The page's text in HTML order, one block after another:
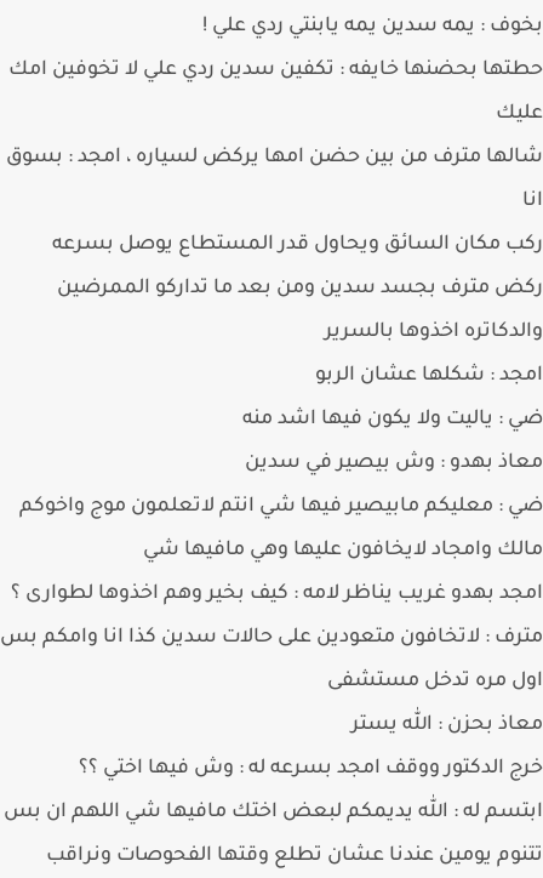
: يمه سدين يمه يابنتي ردي علي !
بحضنها خايفه : تكفين سدين ردي علي لا تخوفين امك
مترف من بين حضن امها يركض لسياره ، امجد : بسوق
مكان السائق ويحاول قدر المستطاع يوصل بسرعه
مترف بجسد سدين ومن بعد ما تداركو الممرضين
اخذوها بالسرير
: شكلها عشان الربو
: ياليت ولا يكون فيها اشد منه
بهدو : وش بيصير في سدين
: معليكم مابيصير فيها شي انتم لاتعلمون موج واخوكم
وامجاد لايخافون عليها وهي مافيها شي
بهدو غريب يناظر لامه : كيف بخير وهم اخذوها لطوارى ؟
: لاتخافون متعودين على حالات سدين كذا انا وامكم بس
مره تدخل مستشفى
بحزن : الله يستر
الدكتور ووقف امجد بسرعه له : وش فيها اختي ؟؟
له : الله يديمكم لبعض اختك مافيها شي اللهم ان بس
يومين عندنا عشان تطلع وقتها الفحوصات ونراقب